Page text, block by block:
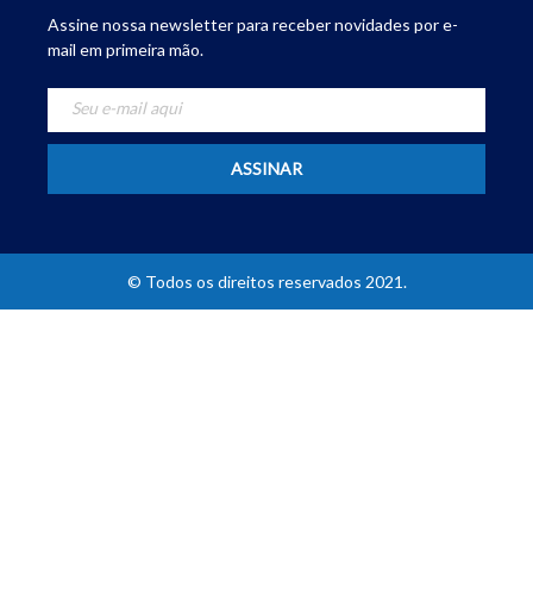
Assine nossa newsletter para receber novidades por e-
mail em primeira mão.
© Todos os direitos reservados 2021.